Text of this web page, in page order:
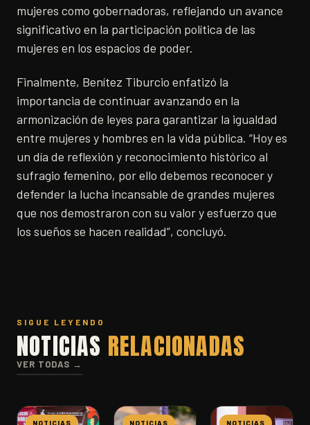
mujeres como gobernadoras, reflejando un avance
significativo en la participación política de las
mujeres en los espacios de poder.
Finalmente, Benítez Tiburcio enfatizó la
importancia de continuar avanzando en la
armonización de leyes para garantizar la igualdad
entre mujeres y hombres en la vida pública. “Hoy es
un día de reflexión y reconocimiento histórico al
sufragio femenino, por ello debemos reconocer y
defender la lucha incansable de grandes mujeres
que nos demostraron con su valor y esfuerzo que
los sueños se hacen realidad”, concluyó.
SIGUE LEYENDO
NOTICIAS RELACIONADAS
VER TODAS →
NOTICIAS NOTICIAS NOTICIAS